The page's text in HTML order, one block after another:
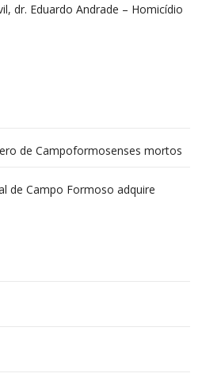
dr. Eduardo Andrade – Homicídio
de Campoformosenses mortos
em desabamentos são
de Campo Formoso adquire